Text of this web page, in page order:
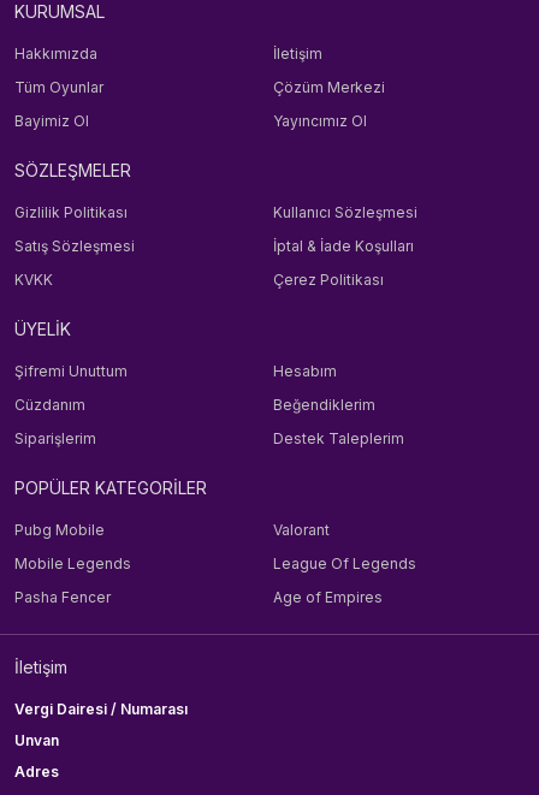
KURUMSAL
Hakkımızda
İletişim
Tüm Oyunlar
Çözüm Merkezi
Bayimiz Ol
Yayıncımız Ol
SÖZLEŞMELER
Gizlilik Politikası
Kullanıcı Sözleşmesi
Satış Sözleşmesi
İptal & İade Koşulları
KVKK
Çerez Politikası
ÜYELİK
Şifremi Unuttum
Hesabım
Cüzdanım
Beğendiklerim
Siparişlerim
Destek Taleplerim
POPÜLER KATEGORİLER
Pubg Mobile
Valorant
Mobile Legends
League Of Legends
Pasha Fencer
Age of Empires
İletişim
Vergi Dairesi / Numarası
Unvan
Adres